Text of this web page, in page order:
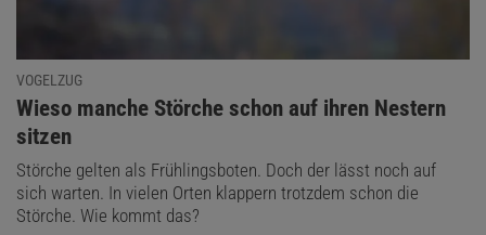
VOGELZUG
:
Wieso manche Störche schon auf ihren Nestern
sitzen
Störche gelten als Frühlingsboten. Doch der lässt noch auf
sich warten. In vielen Orten klappern trotzdem schon die
Störche. Wie kommt das?